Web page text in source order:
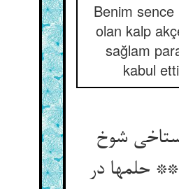
Benim sence
olan kalp
sağlam
kabul
شوخ
حلمها در